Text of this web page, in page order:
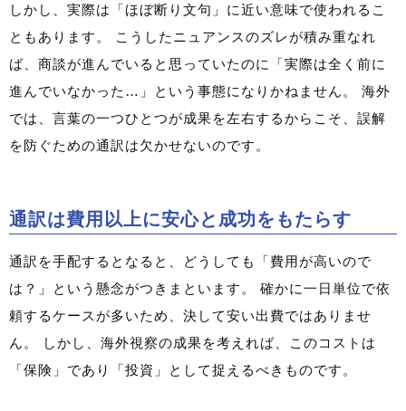
しかし、実際は「ほぼ断り文句」に近い意味で使われるこ
ともあります。 こうしたニュアンスのズレが積み重なれ
ば、商談が進んでいると思っていたのに「実際は全く前に
進んでいなかった…」という事態になりかねません。 海外
では、言葉の一つひとつが成果を左右するからこそ、誤解
を防ぐための通訳は欠かせないのです。
通訳は費用以上に安心と成功をもたらす
通訳を手配するとなると、どうしても「費用が高いので
は？」という懸念がつきまといます。 確かに一日単位で依
頼するケースが多いため、決して安い出費ではありませ
ん。 しかし、海外視察の成果を考えれば、このコストは
「保険」であり「投資」として捉えるべきものです。